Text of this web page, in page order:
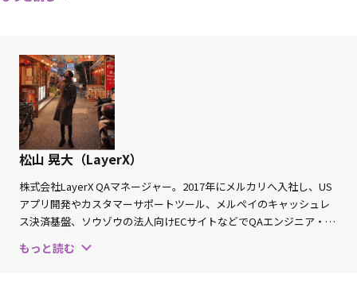
有給付与ルールの自動作成」機能を題材に、私が構築したテストアーキ
維持する」守りの品質を、単一プロンプトの単体テスト層で「精度を伸
ばす」攻めの品質を担保します。既存コードと改修コードのスコア差分
から自動判定する仕組みや、ユーザーフィードバックを起点にテストケ
ースを増やす運用サイクルまで、実践例を交えて解説します。
松山 晃大（LayerX）
株式会社LayerX QAマネージャー。2017年にメルカリへ入社し、US
アプリ開発やカスタマーサポートツール、メルペイのキャッシュレ
ス決済基盤、ソウゾウの法人向けECサイトなどでQAエンジニア・
事業部に参画し、法人カード・勤怠管理などの開発でQAをリード。
もっと読む